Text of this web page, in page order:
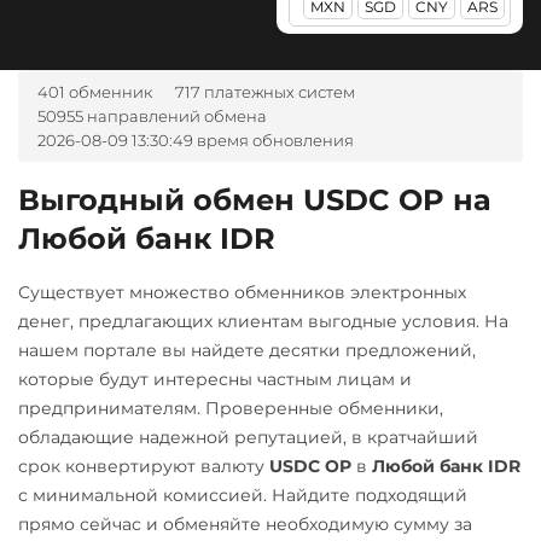
ERC20 TRC20
BEP20
SOL
POL
CRONOS
APT
Tether Gold (XAUt)
Tron (TRX)
TrueUSD (TUSD)
ERC20 TRC20
TRUMP
Uniswap (UNI)
СБП RUB
Тинькофф
Фридом Банк KZT
Элкарт KGS
ERC20
Pepe
POL
Qtum
Shib
ERC20 BEP20
Solana (SOL)
StableUSD (USDS)
Starknet (STRK)
Stellar (XLM)
Альфа-Банк
Газпромбанк RUB
ЕРИП Расчет BYN
Карта Unionpay CNY
Карта UZCARD UZS
Карта МИР RUB
Любой банк
USD RUB EUR
KZT
GBP CNY
THB
MXN
SGD CNY ARS
401 обменник
717 платежных систем
50955 направлений обмена
2026-08-09 13:30:49 время обновления
Выгодный обмен USDC OP на
Любой банк IDR
Существует множество обменников электронных
денег, предлагающих клиентам выгодные условия. На
нашем портале вы найдете десятки предложений,
которые будут интересны частным лицам и
предпринимателям. Проверенные обменники,
обладающие надежной репутацией, в кратчайший
срок конвертируют валюту USDC OP в Любой банк IDR
с минимальной комиссией. Найдите подходящий
прямо сейчас и обменяйте необходимую сумму за